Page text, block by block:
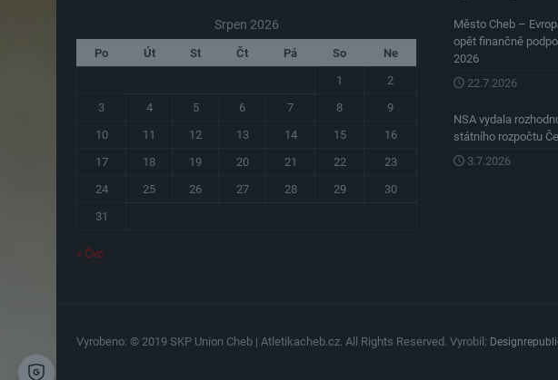
Srpen 2026
Po Út St Čt Pá So
Ne
1
2
3
4 5 6 7 8
9
10
11 12 13 14 15
16
17
18 19 20 21 22
23
24
25 26 27 28 29
30
31
« Čvc
Město Cheb –
opět finančně
2026
22.7.2026
NSA vydala
státního rozpočtu
3.7.2026
Vyrobeno: © 2019 SKP Union Cheb | Atletikacheb.cz. All Rights Reserved. Vyrobil: